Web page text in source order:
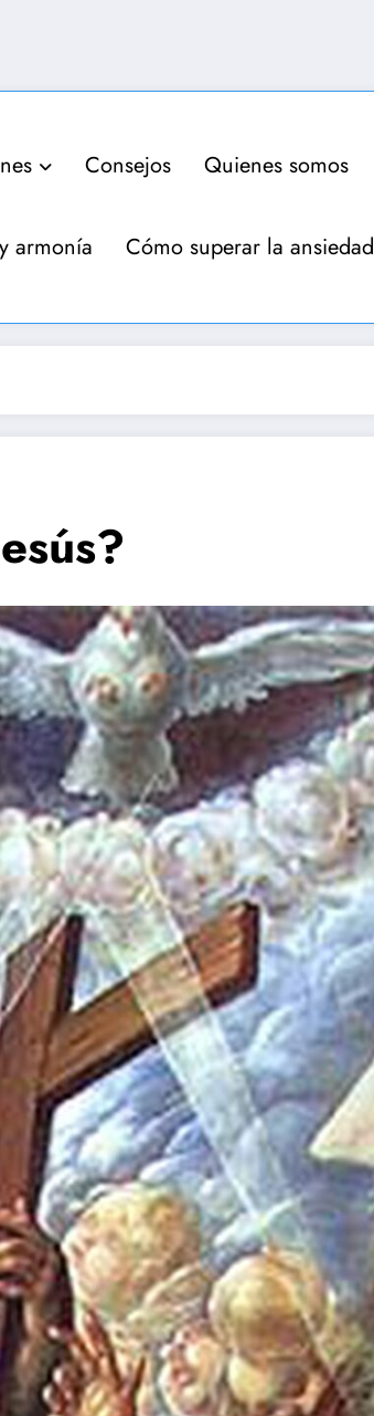
Consejos Quienes somos
armonía Cómo superar la ansiedad